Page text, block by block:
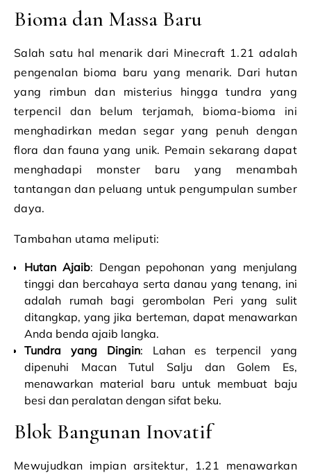
Bioma dan Massa Baru
Salah satu hal menarik dari Minecraft 1.21 adalah
pengenalan bioma baru yang menarik. Dari hutan
yang rimbun dan misterius hingga tundra yang
terpencil dan belum terjamah, bioma-bioma ini
menghadirkan medan segar yang penuh dengan
flora dan fauna yang unik. Pemain sekarang dapat
menghadapi monster baru yang menambah
tantangan dan peluang untuk pengumpulan sumber
daya.
Tambahan utama meliputi:
Hutan Ajaib: Dengan pepohonan yang menjulang
tinggi dan bercahaya serta danau yang tenang, ini
adalah rumah bagi gerombolan Peri yang sulit
ditangkap, yang jika berteman, dapat menawarkan
Anda benda ajaib langka.
Tundra yang Dingin: Lahan es terpencil yang
dipenuhi Macan Tutul Salju dan Golem Es,
menawarkan material baru untuk membuat baju
besi dan peralatan dengan sifat beku.
Blok Bangunan Inovatif
Mewujudkan impian arsitektur, 1.21 menawarkan